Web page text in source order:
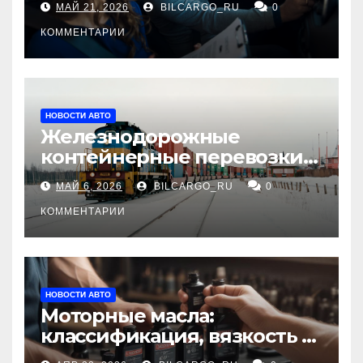
МАЙ 21, 2026 BILCARGO_RU 0
КОММЕНТАРИИ
НОВОСТИ АВТО
Железнодорожные
контейнерные перевозки
из Китая в Россию:
маршруты, сроки и
требования
МАЙ 6, 2026 BILCARGO_RU 0
КОММЕНТАРИИ
НОВОСТИ АВТО
Моторные масла:
классификация, вязкость и
рекомендации по выбору